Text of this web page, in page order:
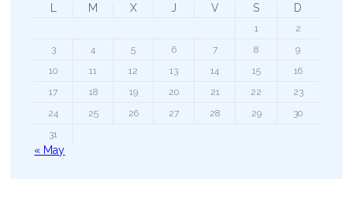
L
M X J V S D
1
2
3
4 5 6 7 8
9
10
11 12 13 14 15
16
17
18 19 20 21 22
23
24
25 26 27 28 29
30
31
« May